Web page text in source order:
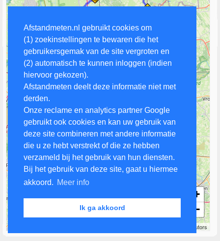
Afstandmeten.nl gebruikt cookies om
(1) zoekinstellingen te bewaren die het
gebruikersgemak van de site vergroten en
(2) automatisch te kunnen inloggen (indien
hiervoor gekozen).
Afstandmeten deelt deze informatie niet met
derden.
Onze reclame en analytics partner Google
gebruikt ook cookies en kan uw gebruik van
deze site combineren met andere informatie
die u ze hebt verstrekt of die ze hebben
verzameld bij het gebruik van hun diensten.
Bij het gebruik van deze site, gaat u hiermee
akkoord. Meer info
Ik ga akkoord
+
−
contributors